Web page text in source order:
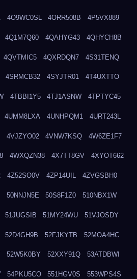
4O9WC0SL 4ORR508B 4P5VX889
4Q1M7Q60 4QAHYG43 4QHYCH8B
4QVTMIC5 4QXRDQN7 4S31TENQ
4SRMCB32 4SYJTR01 4T4UXTTO
4TBBI1Y5 4TJ1ASNW 4TPTYC45
4UMM8LXA 4UNHPQM1 4URT243L
4VJZYO02 4VNW7KSQ 4W6ZE1F7
4WXQZN38 4X7TT8GV 4XYOT662
4Z52SO0V 4ZP14UIL 4ZVGSBH0
50NNJN5E 50S8F1Z0 510NBX1W
51JUGSIB 51MY24WU 51VJOSDY
52D4GH9B 52FJKYTB 52MOA4HC
52W5K0BY 52XXY91Q 53ATDBWI
54PKU5CO 551HGV0S 553WPS4S